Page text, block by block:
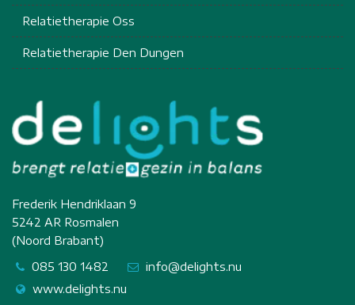
Relatietherapie Oss
Relatietherapie Den Dungen
Frederik Hendriklaan 9
5242 AR Rosmalen
(Noord Brabant)
085 130 1482
info@delights.nu
www.delights.nu